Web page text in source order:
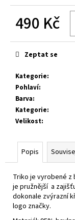
490 Kč
cena:
Kategorie:
Pohlaví:
Barva:
Kategorie:
Velikost:
Zeptat se
Popis
Triko je vyrobené z
je pružnější a
dokonale zvýrazní
logo značky.
u
m
THOR
STEINAR
KOŠILE
VIKE
SCHWARZ
650